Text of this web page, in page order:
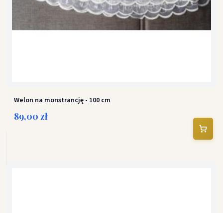
Welon na monstrancję - 100 cm
89,00 zł